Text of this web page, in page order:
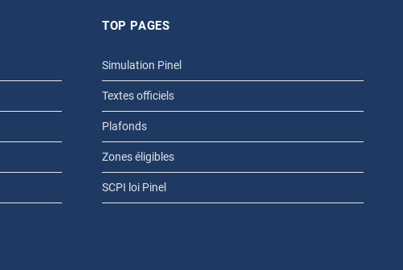
TOP PAGES
Simulation Pinel
Textes officiels
Plafonds
Zones éligibles
SCPI loi Pinel